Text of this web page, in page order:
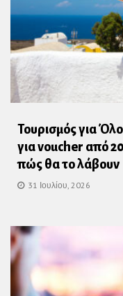
Τουρισμός για
για voucher από
πώς θα το λάβουν
31 Ιουλίου, 2026